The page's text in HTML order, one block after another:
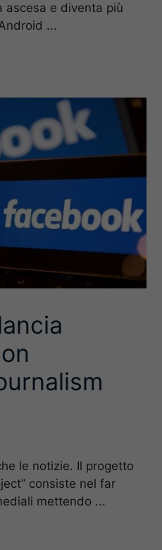
ascesa e diventa più
...
le notizie. Il progetto
consiste nel far
mettendo ...